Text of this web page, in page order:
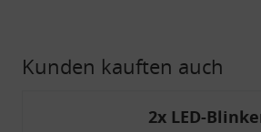
Kunden kauften auch
2x LED-